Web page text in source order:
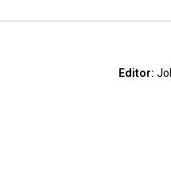
Editor: